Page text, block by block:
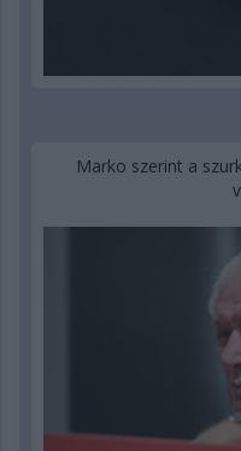
Marko szerint a